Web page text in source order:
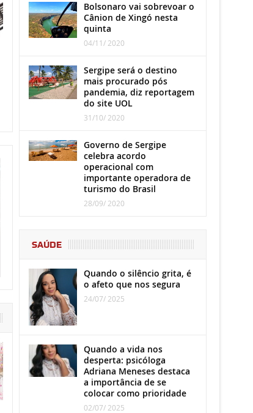
Bolsonaro vai sobrevoar o
Cânion de Xingó nesta
quinta
04/11/ 2020
Sergipe será o destino
mais procurado pós
pandemia, diz reportagem
do site UOL
31/10/ 2020
Governo de Sergipe
celebra acordo
operacional com
importante operadora de
turismo do Brasil
28/09/ 2020
SAÚDE
Quando o silêncio grita, é
o afeto que nos segura
24/07/ 2025
Quando a vida nos
desperta: psicóloga
Adriana Meneses destaca
a importância de se
colocar como prioridade
02/07/ 2025